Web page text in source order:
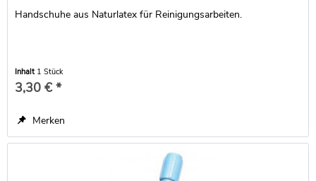
Handschuhe aus Naturlatex für Reinigungsarbeiten.
Inhalt 1 Stück
3,30 € *
Merken